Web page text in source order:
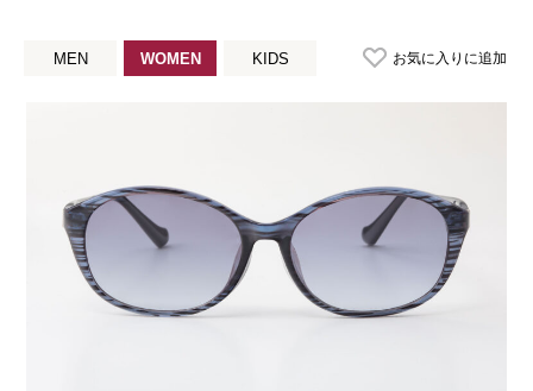
MEN WOMEN KIDS お気に入りに追加